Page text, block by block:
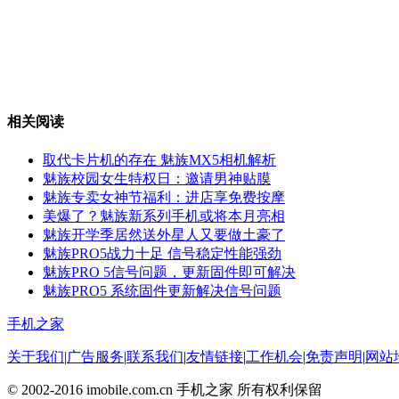
相关阅读
取代卡片机的存在 魅族MX5相机解析
魅族校园女生特权日：邀请男神贴膜
魅族专卖女神节福利：进店享免费按摩
美爆了？魅族新系列手机或将本月亮相
魅族开学季居然送外星人又要做土豪了
魅族PRO5战力十足 信号稳定性能强劲
魅族PRO 5信号问题，更新固件即可解决
魅族PRO5 系统固件更新解决信号问题
手机之家
关于我们|广告服务|联系我们|友情链接|工作机会|免责声明|网站
© 2002-2016 imobile.com.cn 手机之家 所有权利保留